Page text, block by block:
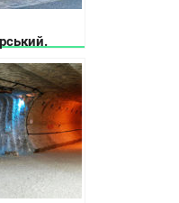
та